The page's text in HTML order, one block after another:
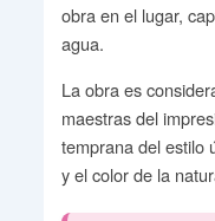
obra en el lugar,
agua.
La obra es
maestras del
temprana del estilo
y el color de la